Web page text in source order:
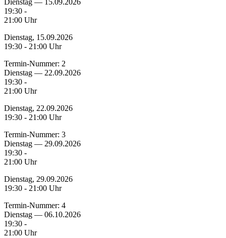
Dienstag — 15.09.2026
19:30 -
21:00 Uhr
Dienstag, 15.09.2026
19:30 - 21:00 Uhr
Termin-Nummer: 2
Dienstag — 22.09.2026
19:30 -
21:00 Uhr
Dienstag, 22.09.2026
19:30 - 21:00 Uhr
Termin-Nummer: 3
Dienstag — 29.09.2026
19:30 -
21:00 Uhr
Dienstag, 29.09.2026
19:30 - 21:00 Uhr
Termin-Nummer: 4
Dienstag — 06.10.2026
19:30 -
21:00 Uhr